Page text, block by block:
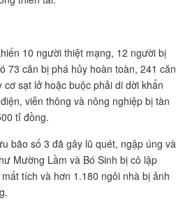
10 người thiệt mạng, 12 người bị
73 căn bị phá hủy hoàn toàn, 241 căn
sạt lở hoặc buộc phải di dời khẩn
viễn thông và nông nghiệp bị tàn
tỉ đồng.
bão số 3 đã gây lũ quét, ngập úng và
Mường Lầm và Bó Sinh bị cô lập
tích và hơn 1.180 ngôi nhà bị ảnh